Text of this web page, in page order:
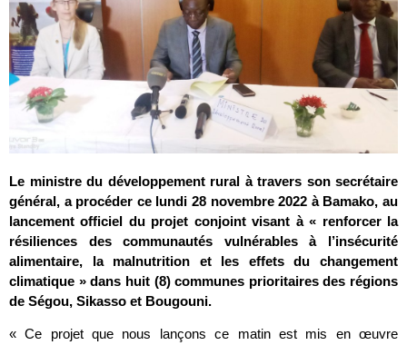
Le ministre du développement rural à travers son secrétaire
général, a procéder ce lundi 28 novembre 2022 à Bamako, au
lancement officiel du projet conjoint visant à « renforcer la
résiliences des communautés vulnérables à l’insécurité
alimentaire, la malnutrition et les effets du changement
climatique » dans huit (8) communes prioritaires des régions
de Ségou, Sikasso et Bougouni.
« Ce projet que nous lançons ce matin est mis en œuvre